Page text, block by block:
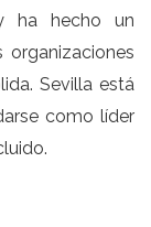
ha hecho un
organizaciones
Sevilla está
como líder